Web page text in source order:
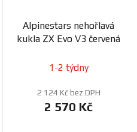
Alpinestars nehořlavá
kukla ZX Evo V3 červená
1-2 týdny
2 124 Kč bez DPH
2 570 Kč